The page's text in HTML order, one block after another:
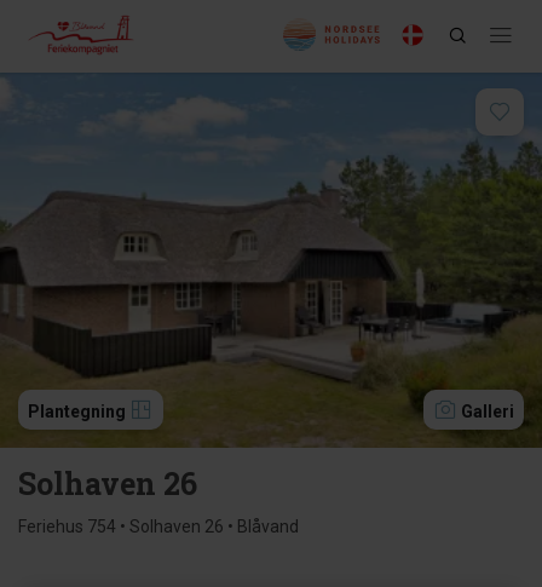
Plantegning Galleri
Solhaven 26
Feriehus 754 • Solhaven 26 • Blåvand